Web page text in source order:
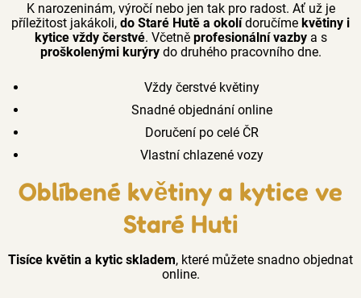
K narozeninám, výročí nebo jen tak pro radost. Ať už je
příležitost jakákoli, do Staré Hutě a okolídoručíme květiny i
kytice vždy čerstvé. Včetně profesionální vazbya s
proškolenými kurýrydo druhého pracovního dne.
Vždy čerstvé květiny
Snadné objednání online
Doručení po celé ČR
Vlastní chlazené vozy
Oblíbené květiny a kytice ve
Staré Huti
Tisíce květin a kytic skladem, které můžete snadno objednat
online.